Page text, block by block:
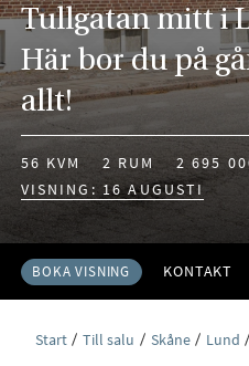
Tullgatan mitt i
Här bor du på
allt!
56 KVM 2 RUM
2 695
VISNING: 16 AUGUSTI
BOKA VISNING KONTAKT
Start Till salu Skåne Lund